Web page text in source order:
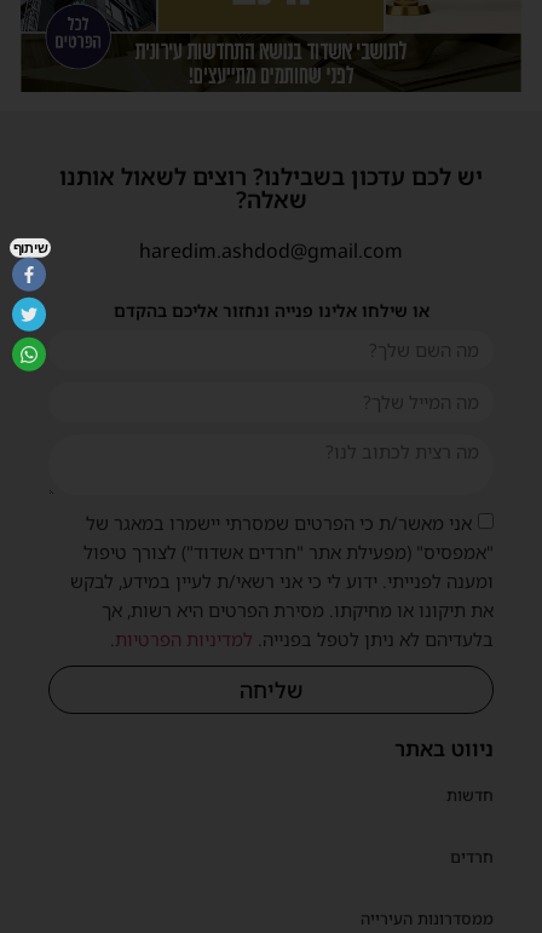
ניווט באתר
חדשות
חרדים
ממסדרונות העירייה
יש לכם עדכון בשבילנו? רוצים לשאול אותנו
שאלה?
haredim.ashdod@gmail.com
או שילחו אלינו פנייה ונחזור אליכם בהקדם
אני מאשר/ת כי הפרטים שמסרתי יישמרו במאגר של
"אמפסיס" (מפעילת אתר "חרדים אשדוד") לצורך טיפול
ומענה לפנייתי. ידוע לי כי אני רשאי/ת לעיין במידע, לבקש
את תיקונו או מחיקתו. מסירת הפרטים היא רשות, אך
בלעדיהם לא ניתן לטפל בפנייה. למדיניות הפרטיות.
שליחה
שיתוף